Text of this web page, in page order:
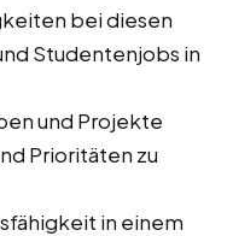
bei diesen
Studentenjobs in
und Projekte
Prioritäten zu
in einem